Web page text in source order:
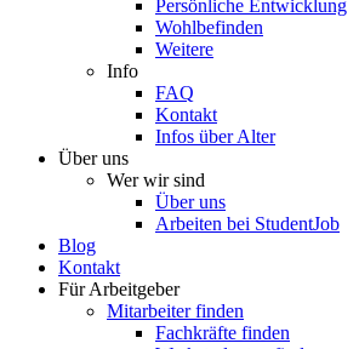
Persönliche Entwicklung
Wohlbefinden
Weitere
Info
FAQ
Kontakt
Infos über Alter
Über uns
Wer wir sind
Über uns
Arbeiten bei StudentJob
Blog
Kontakt
Für Arbeitgeber
Mitarbeiter finden
Fachkräfte finden